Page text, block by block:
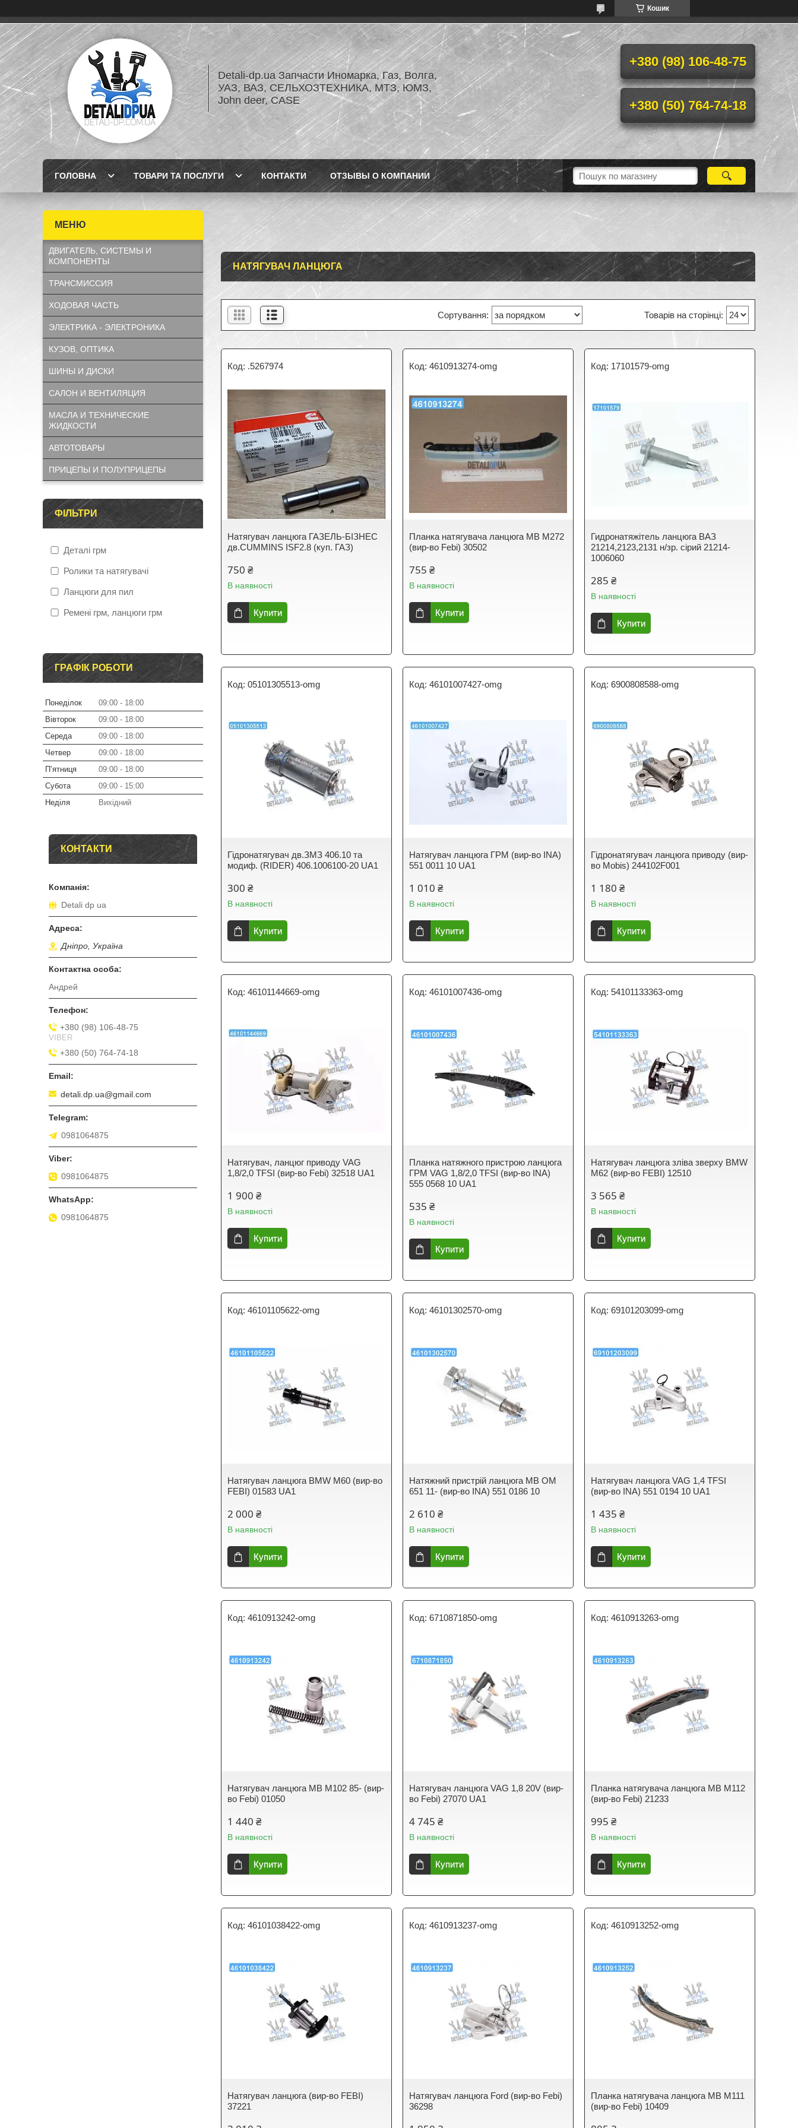
Кошик
Detali-dp.ua Запчасти Иномарка, Газ, Волга,
УАЗ, ВАЗ, СЕЛЬХОЗТЕХНИКА, МТЗ, ЮМЗ,
John deer, CASE
+380 (98) 106-48-75
+380 (50) 764-74-18
ГОЛОВНА ТОВАРИ ТА ПОСЛУГИ КОНТАКТИ ОТЗЫВЫ О КОМПАНИИ
НАТЯГУВАЧ ЛАНЦЮГА
.5267974
Натягувач ланцюга ГАЗЕЛЬ-БІЗНЕС
дв.CUMMINS ISF2.8 (куп. ГАЗ)
750 ₴
В наявності
Купити
4610913274-omg
Планка натягувача ланцюга MB M272
(вир-во Febi) 30502
755 ₴
В наявності
Купити
17101579-omg
Гидронатяжітель ланцюга ВАЗ
21214,2123,2131 н/зр. сірий 21214-
1006060
285 ₴
В наявності
Купити
05101305513-omg
Гідронатягувач дв.ЗМЗ 406.10 та
модиф. (RIDER) 406.1006100-20 UA1
300 ₴
В наявності
Купити
46101007427-omg
Натягувач ланцюга ГРМ (вир-во INA)
551 0011 10 UA1
1 010 ₴
В наявності
Купити
6900808588-omg
Гідронатягувач ланцюга приводу (вир-
во Mobis) 244102F001
1 180 ₴
В наявності
Купити
46101144669-omg
Натягувач, ланцюг приводу VAG
1,8/2,0 TFSI (вир-во Febi) 32518 UA1
1 900 ₴
В наявності
Купити
46101007436-omg
Планка натяжного пристрою ланцюга
ГРМ VAG 1,8/2,0 TFSI (вир-во INA)
555 0568 10 UA1
535 ₴
В наявності
Купити
54101133363-omg
Натягувач ланцюга зліва зверху BMW
M62 (вир-во FEBI) 12510
3 565 ₴
В наявності
Купити
46101105622-omg
Натягувач ланцюга BMW M60 (вир-во
FEBI) 01583 UA1
2 000 ₴
В наявності
Купити
46101302570-omg
Натяжний пристрій ланцюга MB OM
651 11- (вир-во INA) 551 0186 10
2 610 ₴
В наявності
Купити
69101203099-omg
Натягувач ланцюга VAG 1,4 TFSI
(вир-во INA) 551 0194 10 UA1
1 435 ₴
В наявності
Купити
4610913242-omg
Натягувач ланцюга MB M102 85- (вир-
во Febi) 01050
1 440 ₴
В наявності
Купити
6710871850-omg
Натягувач ланцюга VAG 1,8 20V (вир-
во Febi) 27070 UA1
4 745 ₴
В наявності
Купити
4610913263-omg
Планка натягувача ланцюга MB M112
(вир-во Febi) 21233
995 ₴
В наявності
Купити
46101038422-omg
Натягувач ланцюга (вир-во FEBI)
37221
4610913237-omg
Натягувач ланцюга Ford (вир-во Febi)
36298
4610913252-omg
Планка натягувача ланцюга MB M111
(вир-во Febi) 10409
ДВИГАТЕЛЬ, СИСТЕМЫ И
КОМПОНЕНТЫ
ТРАНСМИССИЯ
ХОДОВАЯ ЧАСТЬ
ЭЛЕКТРИКА - ЭЛЕКТРОНИКА
КУЗОВ, ОПТИКА
ШИНЫ И ДИСКИ
САЛОН И ВЕНТИЛЯЦИЯ
МАСЛА И ТЕХНИЧЕСКИЕ
ЖИДКОСТИ
АВТОТОВАРЫ
ПРИЦЕПЫ И ПОЛУПРИЦЕПЫ
ФІЛЬТРИ
Деталі грм
Ролики та натягувачі
Ланцюги для пил
Ремені грм, ланцюги грм
ГРАФІК РОБОТИ
Понеділок 09:00
18:00
Вівторок
09:00
18:00
Середа
09:00
18:00
Четвер
09:00
18:00
Пʼятниця
09:00
18:00
Субота
09:00
15:00
Неділя
Вихідний
КОНТАКТИ
Detali dp ua
Дніпро, Україна
Андрей
+380 (98) 106-48-75
VIBER
+380 (50) 764-74-18
detali.dp.ua@gmail.com
0981064875
0981064875
0981064875